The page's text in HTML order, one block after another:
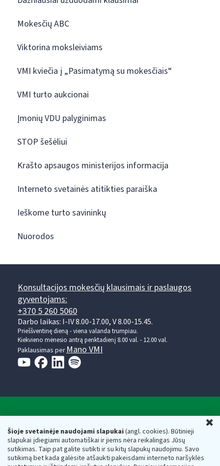
Šioje svetainėje naudojami slapukai(angl. cookies). Būtinieji
slapukai įdiegiami automatiškai ir jiems nėra reikalingas Jūsų
sutikimas. Taip pat galite sutikti ir su kitų slapukų naudojimu. Savo
sutikimą bet kada galėsite atšaukti pakeisdami interneto naršyklės
Mokesčių ABC
Viktorina moksleiviams
VMI kviečia į „Pasimatymą su mokesčiais“
VMI turto aukcionai
Įmonių VDU palyginimas
STOP šešėliui
Krašto apsaugos ministerijos informacija
Interneto svetainės atitikties paraiška
Ieškome turto savininkų
Nuorodos
Konsultacijos mokesčių klausimais ir paslaugos
gyventojams:
+370 5 260 5060
Darbo laikas: I-IV 8.00-17.00, V 8.00-15.45.
Prieššventinę dieną - viena valanda trumpiau.
Kiekvieno mėnesio antrą penktadienį 8.00 val. - 12.00 val.
Paklausimas per Mano VMI
Respublikos finansų ministerijos
Biudžetinė įstaiga. Juridinio asmens kodas — 188659752,
adresas: Vasario 16-osios g. 14, 01107 Vilnius, Lietuva, el.paštas:
vmi@vmi.lt, E. pristatymo dėžutės adresas 188659752